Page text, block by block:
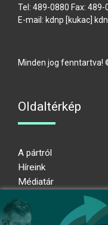
Tel: 489-0880 Fax: 489-
E-mail: kdnp [kukac]
Minden jog fenntartva!
Oldaltérkép
A pártról
Híreink
Médiatár
Adatkezelési